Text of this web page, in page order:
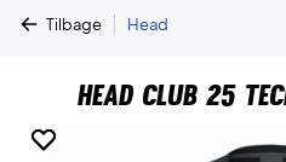
Tilbage | Head
Head Club 25